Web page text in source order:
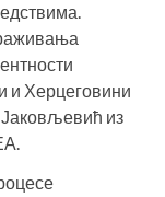
и Херцеговини
Јаковљевић из